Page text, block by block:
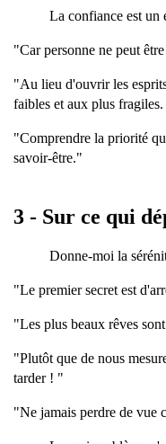
La confiance est un
"Car personne ne peut
"Au lieu d'ouvrir les
faibles et aux plus
"Comprendre la priorité
savoir-être."
3 - Sur ce qui
Donne-moi la
"Le premier secret est
"Les plus beaux rêves
"Plutôt que de nous
tarder ! "
"Ne jamais perdre de vue